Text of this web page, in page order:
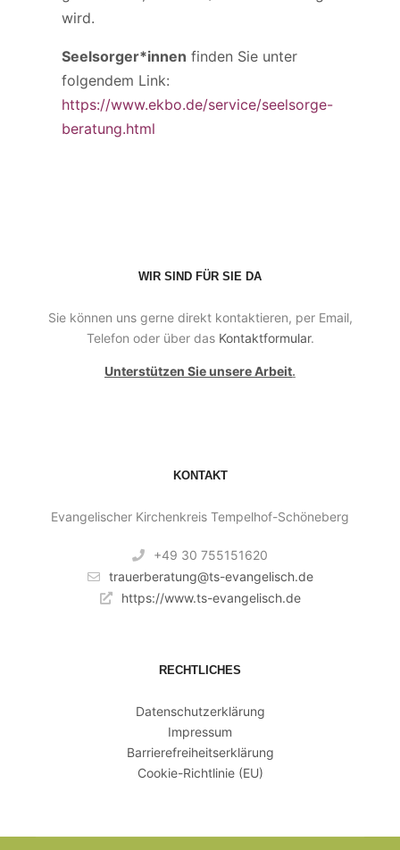
wird.
Seelsorger*innen finden Sie unter
folgendem Link:
https://www.ekbo.de/service/seelsorge-
beratung.html
WIR SIND FÜR SIE DA
Sie können uns gerne direkt kontaktieren, per Email,
Telefon oder über das Kontaktformular.
Unterstützen Sie unsere Arbeit.
KONTAKT
Evangelischer Kirchenkreis Tempelhof-Schöneberg
+49 30 755151620
trauerberatung@ts-evangelisch.de
https://www.ts-evangelisch.de
RECHTLICHES
Datenschutzerklärung
Impressum
Barrierefreiheitserklärung
Cookie-Richtlinie (EU)